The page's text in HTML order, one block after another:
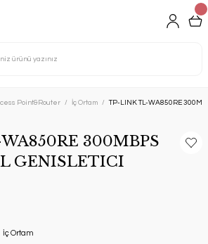
Point&Router İç Ortam TP-LINK TL-WA850RE
300MBPS
GENISLETICI
İç Ortam